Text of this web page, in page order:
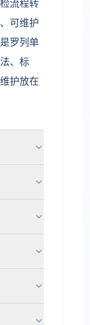
流程转
可维护
罗列单
、标
护放在